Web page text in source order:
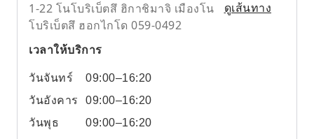
1-22 โนโบริเบ็ตสึ ฮิกาชิมาจิ เมืองโน
โบริเบ็ตสึ ฮอกไกโด 059-0492
ดูเส้นทาง
เวลาให้บริการ
วันจันทร์
09:00–16:20
วันอังคาร
09:00–16:20
วันพุธ
09:00–16:20